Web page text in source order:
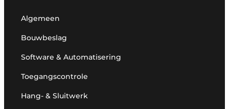
Algemeen
Bouwbeslag
Software & Automatisering
Toegangscontrole
Hang- & Sluitwerk